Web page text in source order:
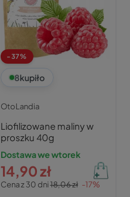
-37%
8kupiło
OtoLandia
Liofilizowane maliny w
proszku 40g
Dostawa we wtorek
Cena z 30 dni18,06 zł -17%
14,90 zł